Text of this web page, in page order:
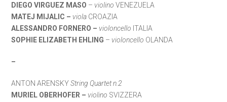
DIEGO VIRGUEZ MASO – violino VENEZUELA
MATEJ MIJALIC – viola CROAZIA
ALESSANDRO FORNERO – violoncello ITALIA
SOPHIE ELIZABETH EHLING – violoncello OLANDA
–
ANTON ARENSKYString Quartet n.2
MURIEL OBERHOFER – violino SVIZZERA